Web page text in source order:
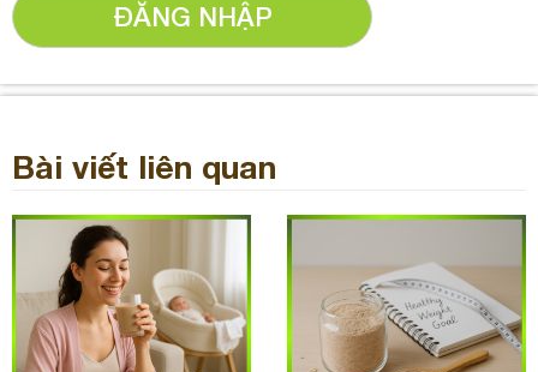
ĐĂNG NHẬP
Bài viết liên quan